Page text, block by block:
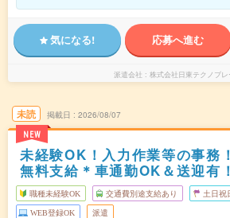
気になる! 応募へ進む
派遣会社 株式会社日東テクノブレ
未読
NEW
掲載日 2026/08/07
未経験OK！入力作業等の事務
無料支給＊車通勤OK＆送迎有！
職種未経験OK 交通費別途支給あり 土日祝
WEB登録OK 派遣